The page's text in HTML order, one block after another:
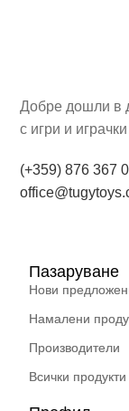
Добре дошли в
с игри и
(+359) 876 367
Пазаруване
Нови
Намалени
Производители
Всички продукти